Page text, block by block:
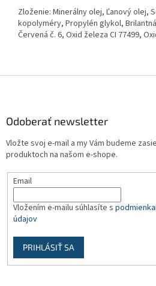
Zloženie: Minerálny olej, Ľanový olej,
kopolyméry, Propylén glykol,
Červená č. 6, Oxid železa CI 77499,
Odoberať newsletter
Vložte svoj e-mail a my Vám budeme
produktoch na našom e-shope.
Email
Vložením e-mailu súhlasíte s
údajov
PRIHLÁSIŤ SA